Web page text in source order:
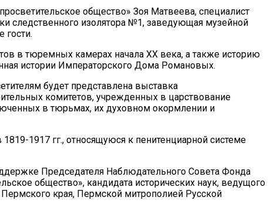
общество» Зоя Матвеева, специалист
следственного изолятора №1, заведующая музейной
в тюремных камерах начала XX века, а также историю
истории Императорского Дома Романовых.
будет представлена выставка
комитетов, учрежденных в царствование
в тюрьмах, их духовном окормлении и
1917 гг., относящуюся к пенитенциарной системе
Председателя Наблюдательного Совета Фонда
общество», кандидата исторических наук, ведущого
края, Пермской митрополией Русской